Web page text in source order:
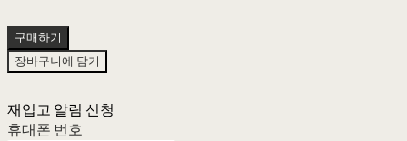
구매하기
장바구니에 담기
재입고 알림 신청
휴대폰 번호